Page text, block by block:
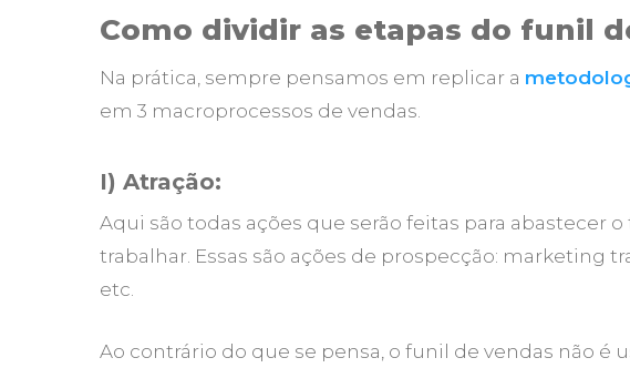
Como dividir as etapas do funil
Na prática, sempre pensamos em replicar a
em 3 macroprocessos de vendas.
I) Atração:
Aqui são todas ações que serão feitas para abastecer
trabalhar. Essas são ações de prospecção: marketing
etc.
Ao contrário do que se pensa, o funil de vendas não é